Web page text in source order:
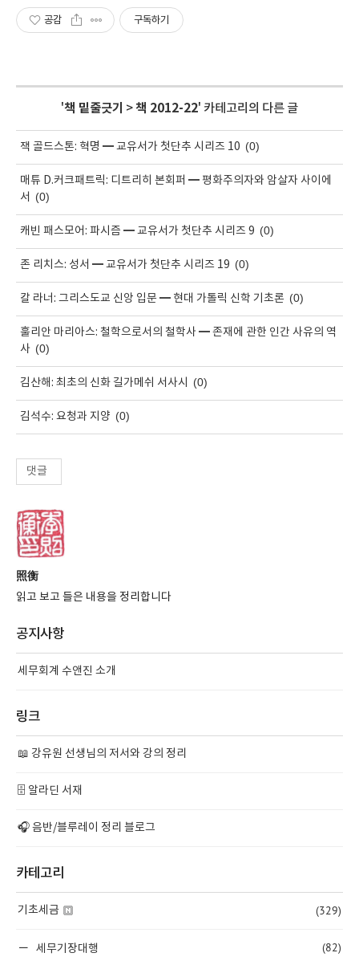
공감 구독하기
'책 밑줄긋기 >책 2012-22' 카테고리의 다른 글
잭 골드스톤: 혁명 ━ 교유서가 첫단추 시리즈 10 (0)
매튜 D.커크패트릭: 디트리히 본회퍼 ━ 평화주의자와 암살자 사이에
서
(0)
캐빈 패스모어: 파시즘 ━ 교유서가 첫단추 시리즈 9 (0)
존 리치스: 성서 ━ 교유서가 첫단추 시리즈 19 (0)
칼 라너: 그리스도교 신앙 입문 ━ 현대 가톨릭 신학 기초론 (0)
훌리안 마리아스: 철학으로서의 철학사 ━ 존재에 관한 인간 사유의 역
사 (0)
김산해: 최초의 신화 길가메쉬 서사시 (0)
김석수: 요청과 지양 (0)
댓글
照衡
읽고 보고 들은 내용을 정리합니다
공지사항
세무회계 수앤진 소개
링크
📖 강유원 선생님의 저서와 강의 정리
🗄️ 알라딘 서재
🎧 음반/블루레이 정리 블로그
카테고리
기초세금 (329)
세무기장대행 (82)